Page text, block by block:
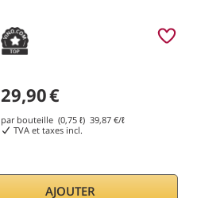
29,90€
par bouteille (0,75 ℓ) 39,87€/ℓ
TVA et taxes incl.
AJOUTER